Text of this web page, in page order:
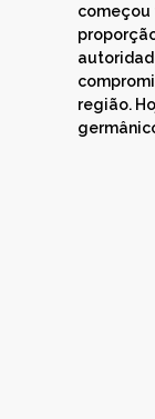
começou
região.